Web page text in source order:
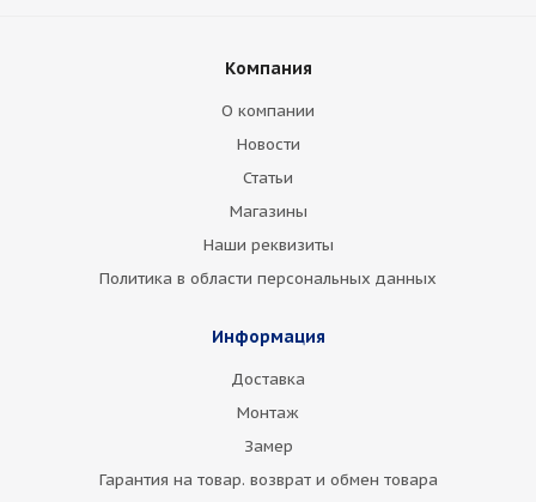
Компания
О компании
Новости
Статьи
Магазины
Наши реквизиты
Политика в области персональных данных
Информация
Доставка
Монтаж
Замер
Гарантия на товар. возврат и обмен товара